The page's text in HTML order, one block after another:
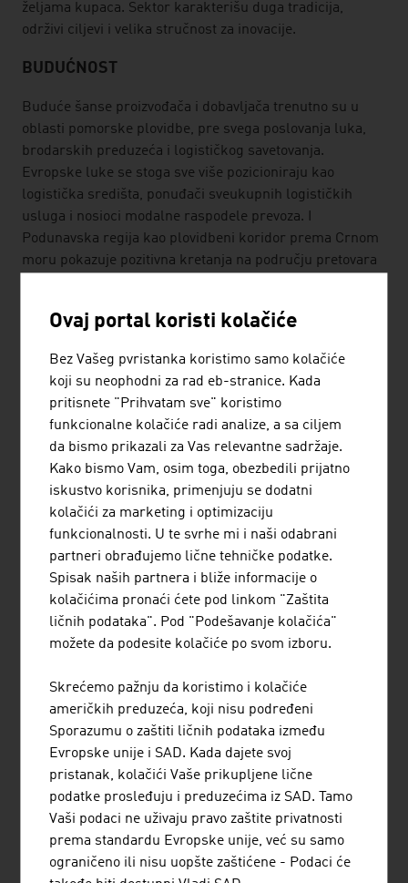
željama kupaca. Sektor karakterišu duga tradicija,
održivi ciljevi i velika stručnost za inovacije.
BUDUĆNOST
Buduće šanse proizvođača i dobavljača trenutno su u
oblasti pomorske plovidbe, pre svega poslovanja luka,
brodarskih preduzeća i logističkog savetovanja.
Evropske luke se stoga sve više pozicioniraju kao
logistička središta, ponuđači sveukupnih logističkih
usluga i nosioci modalne raspodele prevoza. I
Podunavska regija kao plovidbeni koridor prema Crnom
moru pokazuje pozitivna kretanja na području pretovara
TRENDOVI
Aktuelni trend u brodogradnji kreće se u načelu u smeru
proširenja transportnih kapaciteta (kontejneri) po brodu.
U vezi s tim, izazov su pitanja koja se odnose na ekološku
neškodljivost i korišćenje alternativnih pogonskih
sistema i goriva.
listen
listen
links
LINKOVI
LOGISTIKA
TURIZAM STRUČNO ZNANJE & INFRASTRUKTURA
PREPORUČI
Ovaj portal koristi kolačiće
Bez Vašeg pvristanka koristimo samo kolačiće
koji su neophodni za rad eb-stranice. Kada
pritisnete "Prihvatam sve" koristimo
funkcionalne kolačiće radi analize, a sa ciljem
da bismo prikazali za Vas relevantne sadržaje.
Kako bismo Vam, osim toga, obezbedili prijatno
iskustvo korisnika, primenjuju se dodatni
kolačići za marketing i optimizaciju
funkcionalnosti. U te svrhe mi i naši odabrani
partneri obrađujemo lične tehničke podatke.
Spisak naših partnera i bliže informacije o
kolačićima pronaći ćete pod linkom "Zaštita
ličnih podataka". Pod "Podešavanje kolačića"
možete da podesite kolačiće po svom izboru.
Skrećemo pažnju da koristimo i kolačiće
američkih preduzeća, koji nisu podređeni
Sporazumu o zaštiti ličnih podataka između
Evropske unije i SAD. Kada dajete svoj
pristanak, kolačići Vaše prikupljene lične
podatke prosleđuju i preduzećima iz SAD. Tamo
Vaši podaci ne uživaju pravo zaštite privatnosti
prema standardu Evropske unije, već su samo
ograničeno ili nisu uopšte zaštićene - Podaci će